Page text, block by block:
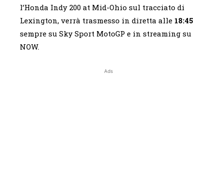
l’Honda Indy 200 at Mid-Ohio sul tracciato di
Lexington, verrà trasmesso in diretta alle 18:45
sempre su Sky Sport MotoGP e in streaming su
NOW.
Ads